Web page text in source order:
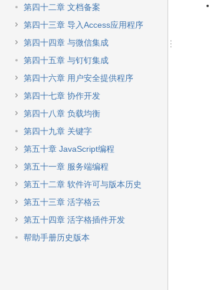
第四十二章 文档备案
第四十三章 导入Access应用程序
第四十四章 与微信集成
第四十五章 与钉钉集成
第四十六章 用户安全提供程序
第四十七章 协作开发
第四十八章 负载均衡
第四十九章 关键字
第五十章 JavaScript编程
第五十一章 服务端编程
第五十二章 软件许可与版本历史
第五十三章 活字格云
第五十四章 活字格插件开发
帮助手册历史版本